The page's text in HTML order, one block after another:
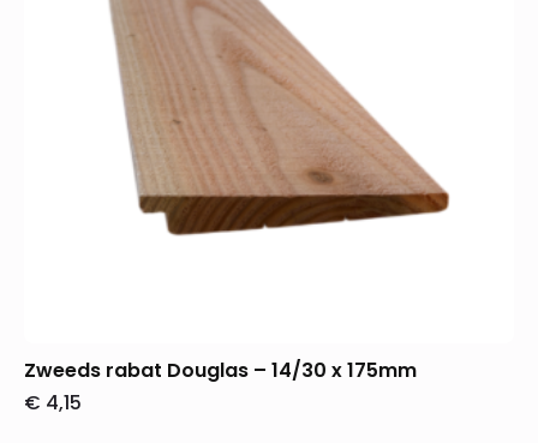
Zweeds rabat Douglas – 14/30 x 175mm
€ 4,15